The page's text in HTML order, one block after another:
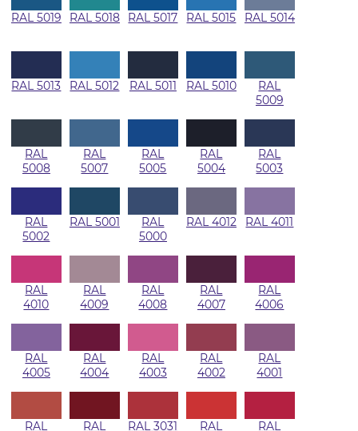
RAL 5019 RAL 5018 RAL 5017 RAL 5015 RAL 5014
RAL 5013 RAL 5012 RAL 5011 RAL 5010
RAL
5009
RAL
5008
RAL
5007
RAL
5005
RAL
5004
RAL
5003
RAL
5002
RAL 5001
RAL
5000
RAL 4012 RAL 4011
RAL
4010
RAL
4009
RAL
4008
RAL
4007
RAL
4006
RAL
4005
RAL
4004
RAL
4003
RAL
4002
RAL
4001
RAL
RAL
RAL 3031
RAL
RAL